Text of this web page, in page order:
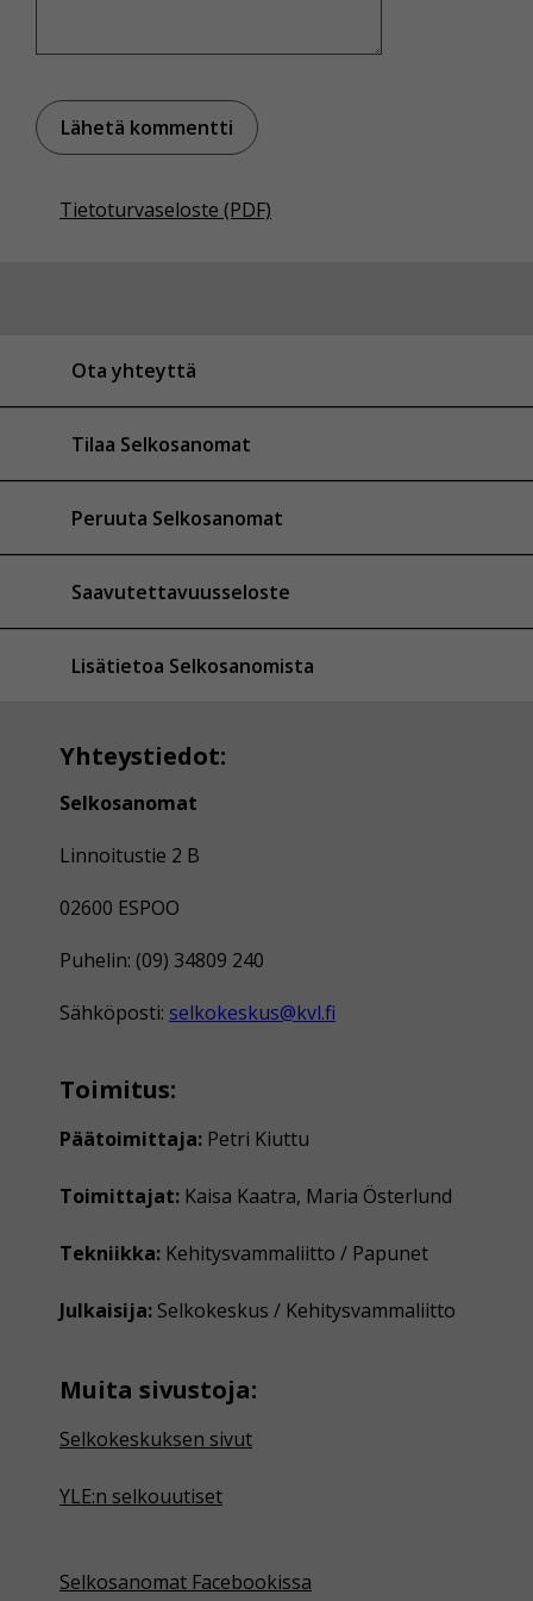
Tietoturvaseloste (PDF)
Ota yhteyttä
Tilaa Selkosanomat
Peruuta Selkosanomat
Saavutettavuusseloste
Lisätietoa Selkosanomista
Yhteystiedot:
Selkosanomat
Linnoitustie 2 B
02600 ESPOO
Puhelin: (09) 34809 240
Sähköposti: selkokeskus@kvl.fi
Toimitus:
Päätoimittaja: Petri Kiuttu
Toimittajat: Kaisa Kaatra, Maria Österlund
Tekniikka: Kehitysvammaliitto / Papunet
Julkaisija: Selkokeskus / Kehitysvammaliitto
Muita sivustoja:
Selkokeskuksen sivut
YLE:n selkouutiset
Selkosanomat Facebookissa